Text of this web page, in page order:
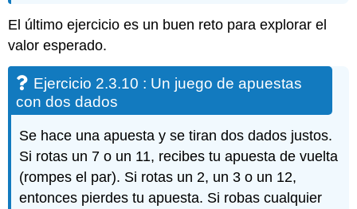
El último ejercicio es un buen reto para explorar el
valor esperado.
Ejercicio 2.3.10 : Un juego de apuestas
con dos dados
Se hace una apuesta y se tiran dos dados justos.
Si rotas un 7 o un 11, recibes tu apuesta de vuelta
(rompes el par). Si rotas un 2, un 3 o un 12,
entonces pierdes tu apuesta. Si robas cualquier